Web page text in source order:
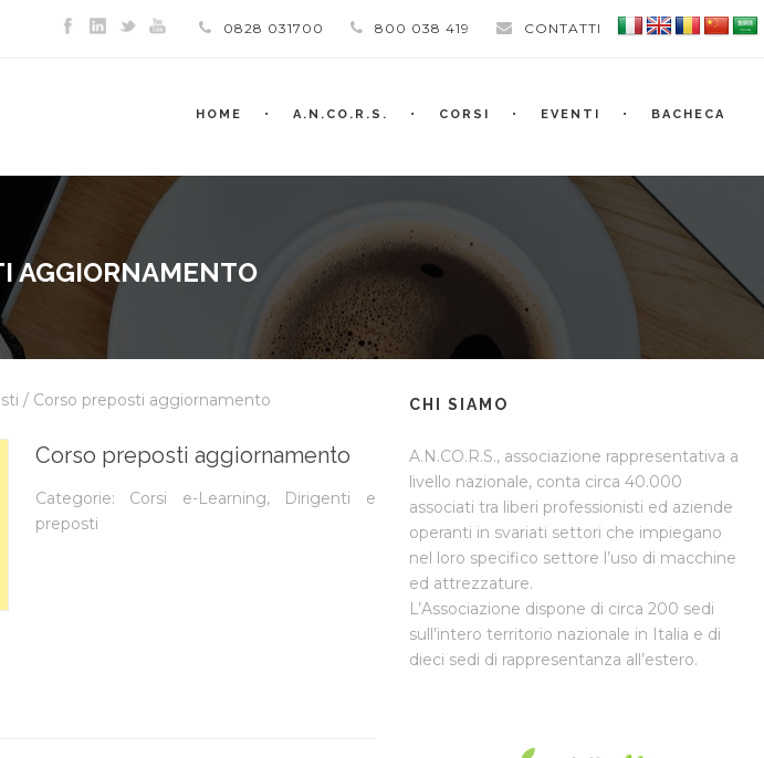
0828 031700 800 038 419 CONTATTI
HOME A.N.CO.R.S. CORSI EVENTI BACHECA
AGGIORNAMENTO
/ Corso preposti aggiornamento
Corso preposti aggiornamento
Categorie: Corsi e-Learning, Dirigenti e
preposti
CHI SIAMO
A.N.CO.R.S., associazione rappresentativa a
livello nazionale, conta circa 40.000
associati tra liberi professionisti ed aziende
operanti in svariati settori che impiegano
nel loro specifico settore l’uso di macchine
ed attrezzature.
L’Associazione dispone di circa 200 sedi
sull’intero territorio nazionale in Italia e di
dieci sedi di rappresentanza all’estero.